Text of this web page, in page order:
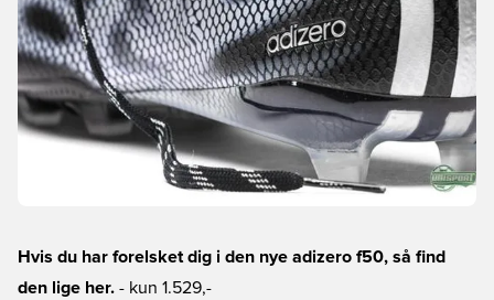
Hvis du har forelsket dig i den nye adizero f50, så find
den lige her. - kun 1.529,-